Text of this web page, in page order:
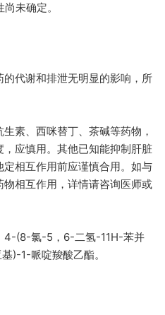
未确定。
代谢和排泄无明显的影响，所
素、西咪替丁、茶碱等药物，
应慎用。其他已知能抑制肝脏
相互作用前应谨慎合用。如与
相互作用，详情请咨询医师或
4-(8-氯-5，6-二氢-11H-苯并
)-1-哌啶羧酸乙酯。